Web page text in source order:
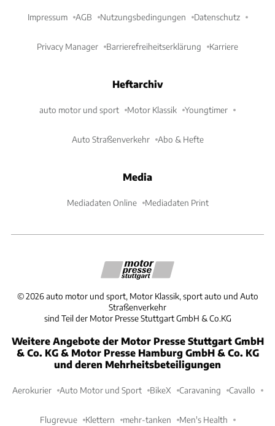
Impressum AGB Nutzungsbedingungen Datenschutz
Privacy Manager Barrierefreiheitserklärung Karriere
Heftarchiv
auto motor und sport Motor Klassik Youngtimer
Auto Straßenverkehr Abo & Hefte
Media
Mediadaten Online Mediadaten Print
©2026 auto motor und sport, Motor Klassik, sport auto und Auto
Straßenverkehr
sind Teil der Motor Presse Stuttgart GmbH & Co.KG
Weitere Angebote der Motor Presse Stuttgart GmbH
& Co. KG & Motor Presse Hamburg GmbH & Co. KG
und deren Mehrheitsbeteiligungen
Aerokurier Auto Motor und Sport BikeX Caravaning Cavallo
Flugrevue Klettern mehr-tanken Men's Health